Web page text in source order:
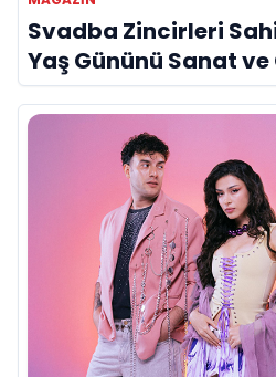
Svadba Zincirleri
Yaş Gününü Sanat
Dünyasının Ünlü